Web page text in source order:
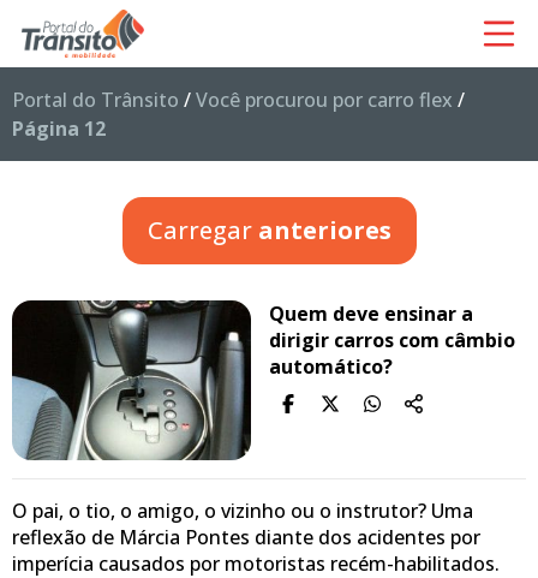
Portal do Trânsito /Você procurou por carro flex /
Página 12
Carregar anteriores
Quem deve ensinar a
dirigir carros com câmbio
automático?
O pai, o tio, o amigo, o vizinho ou o instrutor? Uma
reflexão de Márcia Pontes diante dos acidentes por
imperícia causados por motoristas recém-habilitados.